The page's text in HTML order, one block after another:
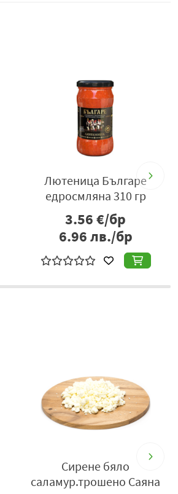
Лютеница Българе
едросмляна 310 гр
3.56€/бр
6.96лв./бр
Сирене бяло
саламур.трошено Саяна